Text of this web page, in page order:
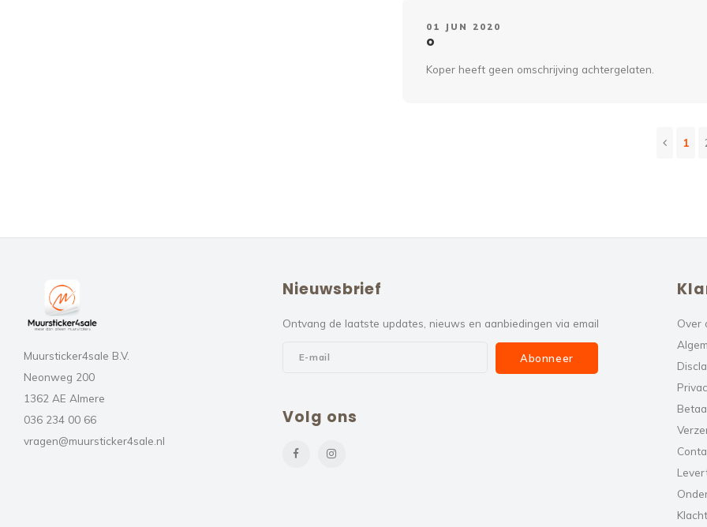
01 JUN 2020
o
Koper heeft geen omschrijving achtergelaten.
1
Muursticker4sale B.V.
Neonweg 200
1362 AE Almere
036 234 00 66
vragen@muursticker4sale.nl
Nieuwsbrief
Ontvang de laatste updates, nieuws en aanbiedingen via email
Abonneer
Volg ons
Over